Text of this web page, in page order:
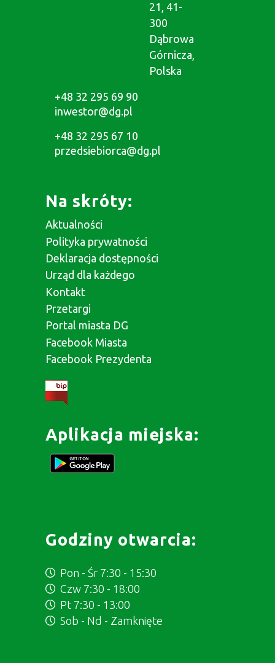
21, 41-
300
Dąbrowa
Górnicza,
Polska
+48 32 295 69 90
inwestor@dg.pl
+48 32 295 67 10
przedsiebiorca@dg.pl
Na skróty:
Aktualności
Polityka prywatności
Deklaracja dostępności
Urząd dla każdego
Kontakt
Przetargi
Portal miasta DG
Facebook Miasta
Facebook Prezydenta
Aplikacja miejska:
Godziny otwarcia:
Pon - Śr 7:30 - 15:30
Czw 7:30 - 18:00
Pt 7:30 - 13:00
Sob - Nd - Zamknięte